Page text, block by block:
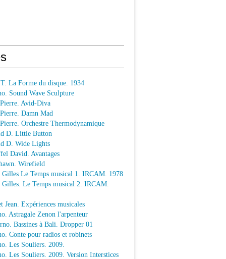
La Forme du disque. 1934
Sound Wave Sculpture
Avid-Diva
Damn Mad
Orchestre Thermodynamique
D. Little Button
D. Wide Lights
David. Avantages
Wirefield
Gilles Le Temps musical 1. IRCAM. 1978
Gilles. Le Temps musical 2. IRCAM.
Jean. Expériences musicales
Astragale Zenon l'arpenteur
Bassines à Bali. Dropper 01
Conte pour radios et robinets
Les Souliers. 2009.
Les Souliers. 2009. Version Interstices